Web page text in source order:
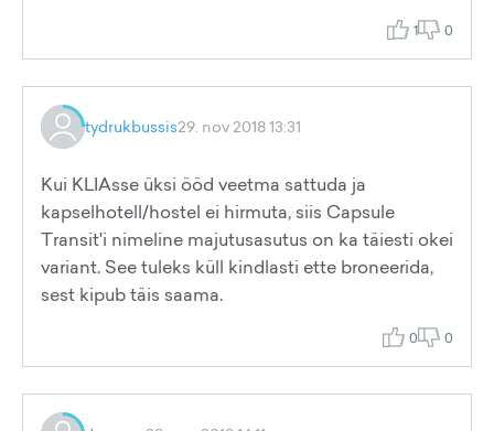
1 0
tydrukbussis29. nov 2018 13:31
Kui KLIAsse üksi ööd veetma sattuda ja
kapselhotell/hostel ei hirmuta, siis Capsule
Transit'i nimeline majutusasutus on ka täiesti okei
variant. See tuleks küll kindlasti ette broneerida,
sest kipub täis saama.
0 0